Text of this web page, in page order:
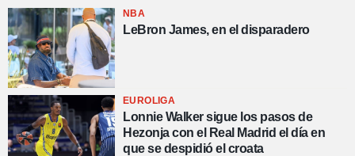
NBA
LeBron James, en el disparadero
EUROLIGA
Lonnie Walker sigue los pasos de
Hezonja con el Real Madrid el día en
que se despidió el croata